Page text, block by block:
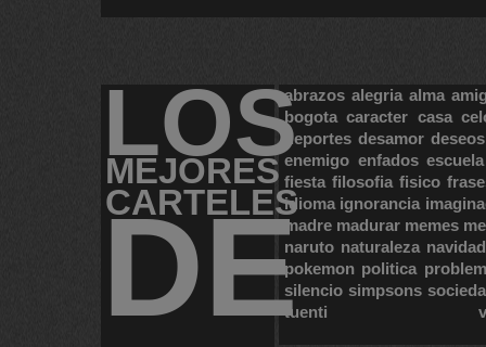
LOS
MEJORES
CARTELES
DE
abrazos alegria alma
bogota caracter casa
deportes desamor deseos
enemigo enfados escuela
fiesta filosofia fisico
idioma ignorancia
madre madurar memes
naruto naturaleza navidad
pokemon politica
silencio simpsons
tuenti